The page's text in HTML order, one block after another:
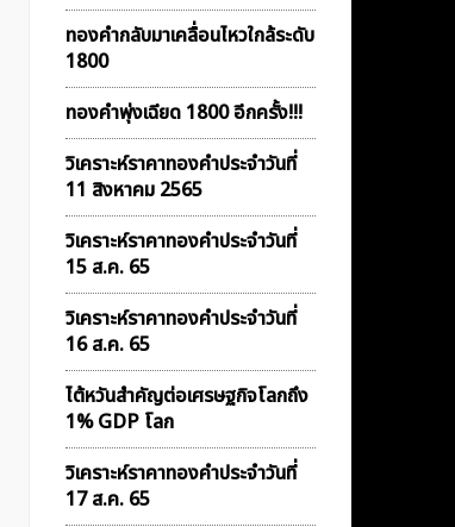
ทองคำกลับมาเคลื่อนไหวใกล้ระดับ
1800
ทองคำพุ่งเฉียด 1800 อีกครั้ง!!!
วิเคราะห์ราคาทองคําประจำวันที่
11 สิงหาคม 2565
วิเคราะห์ราคาทองคําประจำวันที่
15 ส.ค. 65
วิเคราะห์ราคาทองคําประจำวันที่
16 ส.ค. 65
ไต้หวันสำคัญต่อเศรษฐกิจโลกถึง
1% GDP โลก
วิเคราะห์ราคาทองคําประจำวันที่
17 ส.ค. 65